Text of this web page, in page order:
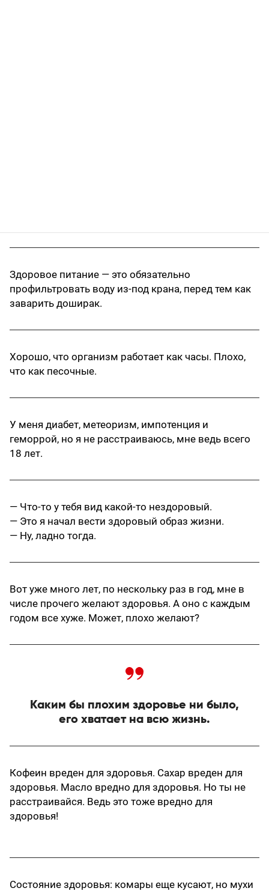
Здоровое питание — это обязательно
профильтровать воду из-под крана, перед тем как
заварить доширак.
Хорошо, что организм работает как часы. Плохо,
что как песочные.
У меня диабет, метеоризм, импотенция и
геморрой, но я не расстраиваюсь, мне ведь всего
18 лет.
— Что-то у тебя вид какой-то нездоровый.
— Это я начал вести здоровый образ жизни.
— Ну, ладно тогда.
Вот уже много лет, по нескольку раз в год, мне в
числе прочего желают здоровья. А оно с каждым
годом все хуже. Может, плохо желают?
Каким бы плохим здоровье ни было,
его хватает на всю жизнь.
Кофеин вреден для здоровья. Сахар вреден для
здоровья. Масло вредно для здоровья. Но ты не
расстраивайся. Ведь это тоже вредно для
здоровья!
Состояние здоровья: комары еще кусают, но мухи